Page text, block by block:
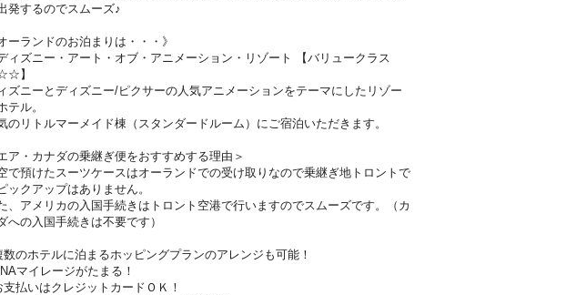
発するのでスムーズ♪
ーランドのお泊まりは・・・》
ィズニー・アート・オブ・アニメーション・リゾート 【バリュークラス
】
ズニーとディズニー/ピクサーの人気アニメーションをテーマにしたリゾー
テル。
のリトルマーメイド棟（スタンダードルーム）にご宿泊いただきます。
ア・カナダの乗継ぎ便をおすすめする理由＞
で預けたスーツケースはオーランドでの受け取りなので乗継ぎ地トロントで
ックアップはありません。
、アメリカの入国手続きはトロント空港で行いますのでスムーズです。（カ
への入国手続きは不要です）
数のホテルに泊まるホッピングプランのアレンジも可能！
マイレージがたまる！
支払いはクレジットカードＯＫ！